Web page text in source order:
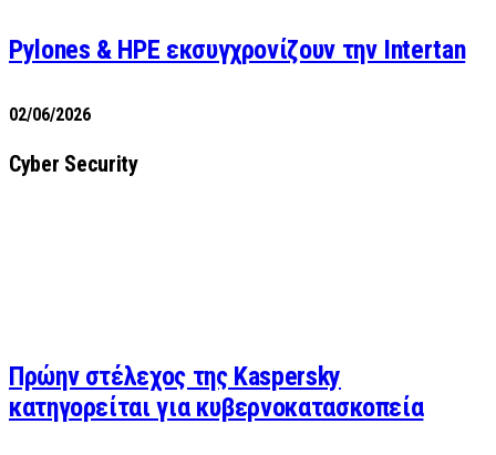
Pylones & HPE εκσυγχρονίζουν την Intertan
02/06/2026
Cyber Security
Πρώην στέλεχος της Kaspersky
κατηγορείται για κυβερνοκατασκοπεία